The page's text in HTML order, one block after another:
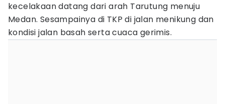
kecelakaan datang dari arah Tarutung menuju
Medan. Sesampainya di TKP di jalan menikung dan
kondisi jalan basah serta cuaca gerimis.